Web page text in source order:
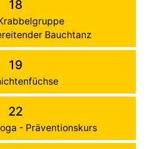
18
Bauchtanz
19
22
- Präventionskurs